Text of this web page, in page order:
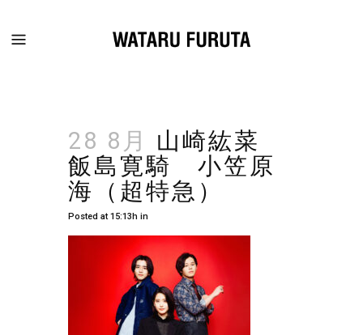
28 8月
山崎紘菜
飯島寛騎 小笠原
海（超特急）
Posted at 15:13h in